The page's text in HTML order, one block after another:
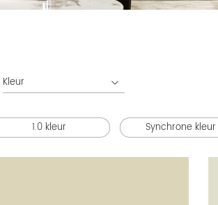
Kleur
1.0 kleur Synchrone kleur